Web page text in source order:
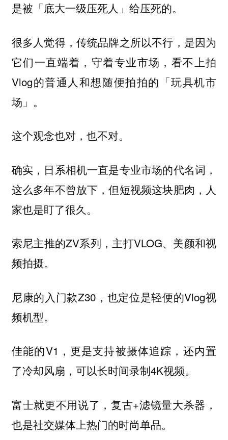
是被「底大一级压死人」给压死的。
很多人觉得，传统品牌之所以不行，是因为
它们一直端着，守着专业市场，看不上拍
Vlog的普通人和想随便拍拍的「玩具机市
场」。
这个观念也对，也不对。
确实，日系相机一直是专业市场的代名词，
这么多年不曾放下，但短视频这块肥肉，人
家也是盯了很久。
索尼主推的ZV系列，主打VLOG、美颜和视
频拍摄。
尼康的入门款Z30，也定位是轻便的Vlog视
频机型。
佳能的V1，更是支持被摄体追踪，还内置
了冷却风扇，可以长时间录制4K视频。
富士就更不用说了，复古+滤镜量大杀器，
也是社交媒体上热门的时尚单品。